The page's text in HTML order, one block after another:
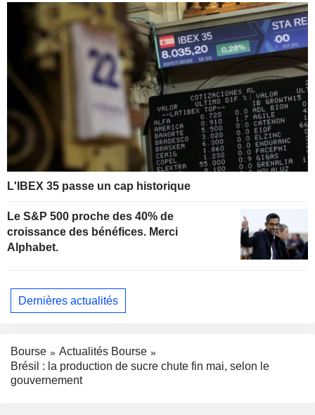
L'IBEX 35 passe un cap historique
Le S&P 500 proche des 40% de
croissance des bénéfices. Merci
Alphabet.
Dernières actualités
Bourse
Actualités Bourse
Brésil : la production de sucre chute fin mai, selon le
gouvernement